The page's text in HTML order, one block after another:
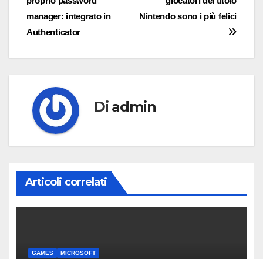
articoli
Nintendo sono i più felici
manager: integrato in
Authenticator
Di admin
Articoli correlati
GAMES MICROSOFT